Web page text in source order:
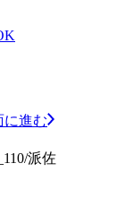
に進む
派佐